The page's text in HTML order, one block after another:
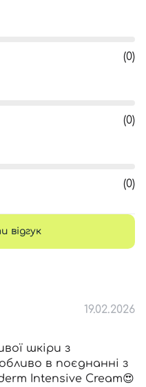
(0)
(0)
(0)
відгук
19.02.2026
шкіри з
в поєднанні з
Intensive Cream😍